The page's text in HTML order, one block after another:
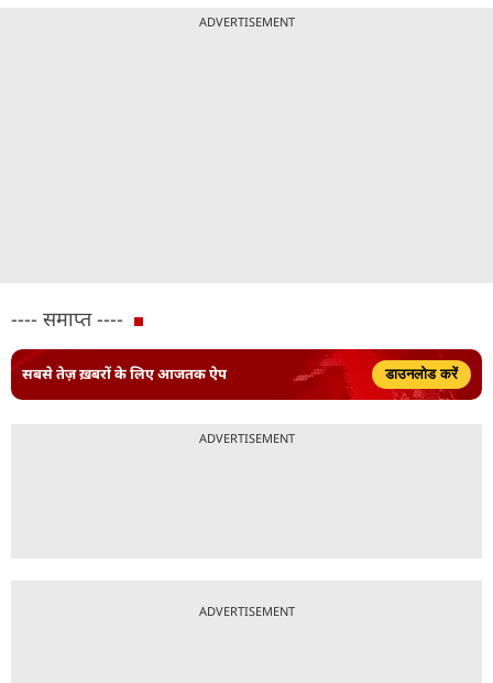
ADVERTISEMENT
---- समाप्त ----
सबसे तेज़ ख़बरों के लिए आजतक ऐप डाउनलोड करें
ADVERTISEMENT
ADVERTISEMENT